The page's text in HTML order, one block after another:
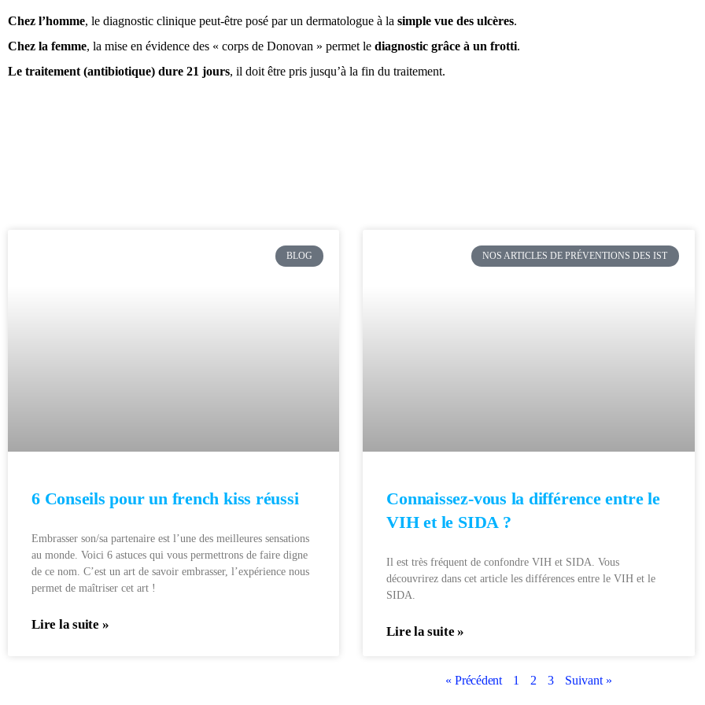
Chez l’homme, le diagnostic clinique peut-être posé par un dermatologue à la simple vue des ulcères.
Chez la femme, la mise en évidence des « corps de Donovan » permet le diagnostic grâce à un frotti.
Le traitement (antibiotique) dure 21 jours, il doit être pris jusqu’à la fin du traitement.
BLOG
6 Conseils pour un french kiss réussi
Embrasser son/sa partenaire est l’une des meilleures sensations
au monde. Voici 6 astuces qui vous permettrons de faire digne
de ce nom. C’est un art de savoir embrasser, l’expérience nous
permet de maîtriser cet art !
Lire la suite »
NOS ARTICLES DE PRÉVENTIONS DES IST
Connaissez-vous la différence entre le
VIH et le SIDA ?
Il est très fréquent de confondre VIH et SIDA. Vous
découvrirez dans cet article les différences entre le VIH et le
SIDA.
Lire la suite »
« Précédent 1 2 3 Suivant »